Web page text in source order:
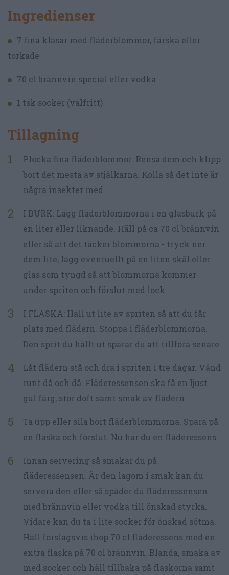
Ingredienser
7 fina klasar med fläderblommor, färska eller
torkade
70 cl brännvin special eller vodka
1 tsk socker (valfritt)
Tillagning
Plocka fina fläderblommor. Rensa dem och klipp
bort det mesta av stjälkarna. Kolla så det inte är
några insekter med.
I BURK: Lägg fläderblommorna i en glasburk på
en liter eller liknande. Häll på ca 70 cl brännvin
eller så att det täcker blommorna - tryck ner
dem lite, lägg eventuellt på en liten skål eller
glas som tyngd så att blommorna kommer
under spriten och förslut med lock.
I FLASKA: Häll ut lite av spriten så att du får
plats med flädern. Stoppa i fläderblommorna.
Den sprit du hällt ut sparar du att tillföra senare.
Låt flädern stå och dra i spriten i tre dagar. Vänd
runt då och då. Fläderessensen ska få en ljust
gul färg, stor doft samt smak av flädern.
Ta upp eller sila bort fläderblommorna. Spara på
en flaska och förslut. Nu har du en fläderessens.
Innan servering så smakar du på
fläderessensen. Är den lagom i smak kan du
servera den eller så späder du fläderessensen
med brännvin eller vodka till önskad styrka.
Vidare kan du ta i lite socker för önskad sötma.
Häll förslagsvis ihop 70 cl fläderessens med en
extra flaska på 70 cl brännvin. Blanda, smaka av
med socker och häll tillbaka på flaskorna samt